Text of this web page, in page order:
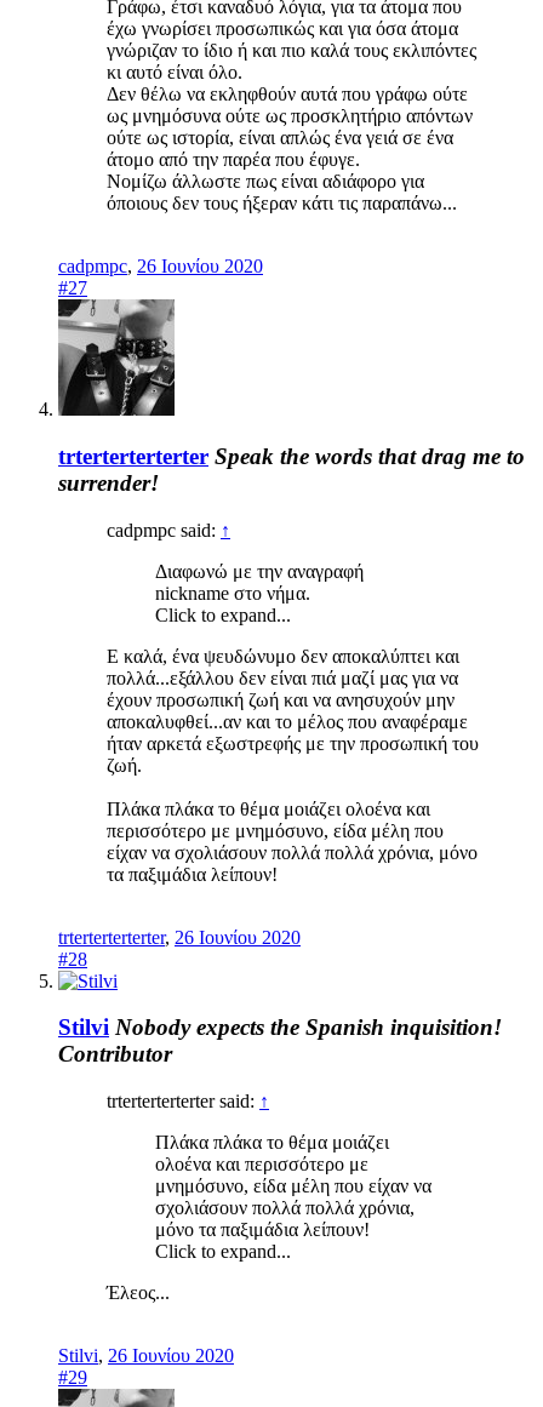
Γράφω, έτσι καναδυό λόγια, για τα άτομα που
έχω γνωρίσει προσωπικώς και για όσα άτομα
γνώριζαν το ίδιο ή και πιο καλά τους εκλιπόντες
κι αυτό είναι όλο.
Δεν θέλω να εκληφθούν αυτά που γράφω ούτε
ως μνημόσυνα ούτε ως προσκλητήριο απόντων
ούτε ως ιστορία, είναι απλώς ένα γειά σε ένα
άτομο από την παρέα που έφυγε.
Νομίζω άλλωστε πως είναι αδιάφορο για
όποιους δεν τους ήξεραν κάτι τις παραπάνω...
cadpmpc, 26 Ιουνίου 2020
#27
trterterterterter Speak the words that drag me to
surrender!
cadpmpc said: ↑
Διαφωνώ με την αναγραφή
nickname στο νήμα.
Click to expand...
Ε καλά, ένα ψευδώνυμο δεν αποκαλύπτει και
πολλά...εξάλλου δεν είναι πιά μαζί μας για να
έχουν προσωπική ζωή και να ανησυχούν μην
αποκαλυφθεί...αν και το μέλος που αναφέραμε
ήταν αρκετά εξωστρεφής με την προσωπική του
ζωή.
Πλάκα πλάκα το θέμα μοιάζει ολοένα και
περισσότερο με μνημόσυνο, είδα μέλη που
είχαν να σχολιάσουν πολλά πολλά χρόνια, μόνο
τα παξιμάδια λείπουν!
trterterterterter, 26 Ιουνίου 2020
#28
Stilvi Nobody expects the Spanish inquisition!
Contributor
trterterterterter said: ↑
Πλάκα πλάκα το θέμα μοιάζει
ολοένα και περισσότερο με
μνημόσυνο, είδα μέλη που είχαν να
σχολιάσουν πολλά πολλά χρόνια,
μόνο τα παξιμάδια λείπουν!
Click to expand...
Έλεος...
Stilvi, 26 Ιουνίου 2020
#29